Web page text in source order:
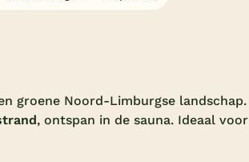
groene Noord-Limburgse landschap.
, ontspan in de sauna. Ideaal voor